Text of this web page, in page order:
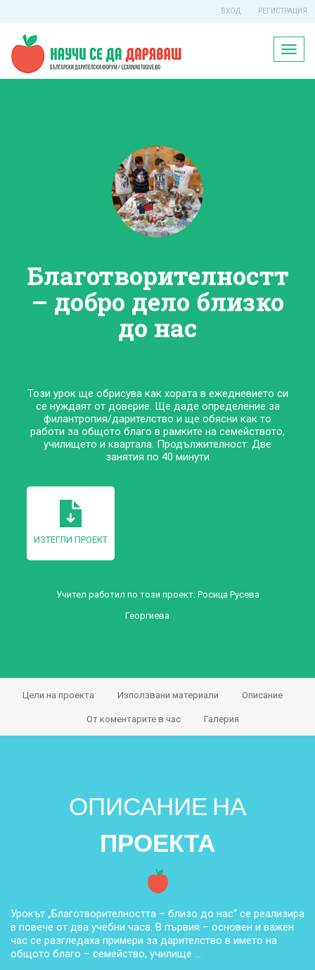
ВХОД РЕГИСТРАЦИЯ
Благотворителността
– добро дело близко
до нас
Този урок ще обрисува как хората в ежедневието си
се нуждаят от доверие. Ще даде определение за
филантропия/дарителство и ще обясни как то
работи за общото благо в рамките на семейството,
училището и квартала. Продължителност: Две
занятия по 40 минути
ИЗТЕГЛИ ПРОЕКТ
Учител работил по този проект: Росица Русева
Георгиева
Цели на проекта Използвани материали Описание
От коментарите в час Галерия
ОПИСАНИЕ НА
ПРОЕКТА
Урокът „Благотворителността – близо до нас“ се реализира
в повече от два учебни часа. В първия – основен и важен
час се разгледаха примери за дарителство в името на
общото благо – семейство, училище …